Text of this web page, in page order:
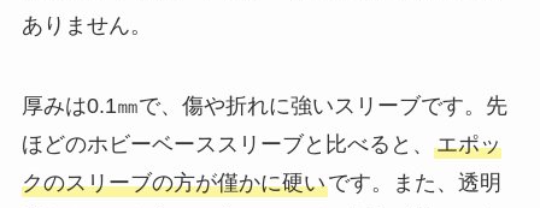
ありません。
厚みは0.1㎜で、傷や折れに強いスリーブです。先
ほどのホビーベーススリーブと比べると、 エポッ
クのスリーブの方が僅かに硬いです。また、透明